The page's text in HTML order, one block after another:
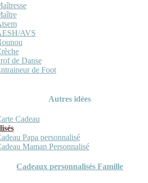
AVS
de Danse
de Foot
Autres idées
Cadeau
Papa personnalisé
Maman Personnalisé
Cadeaux personnalisés Famille